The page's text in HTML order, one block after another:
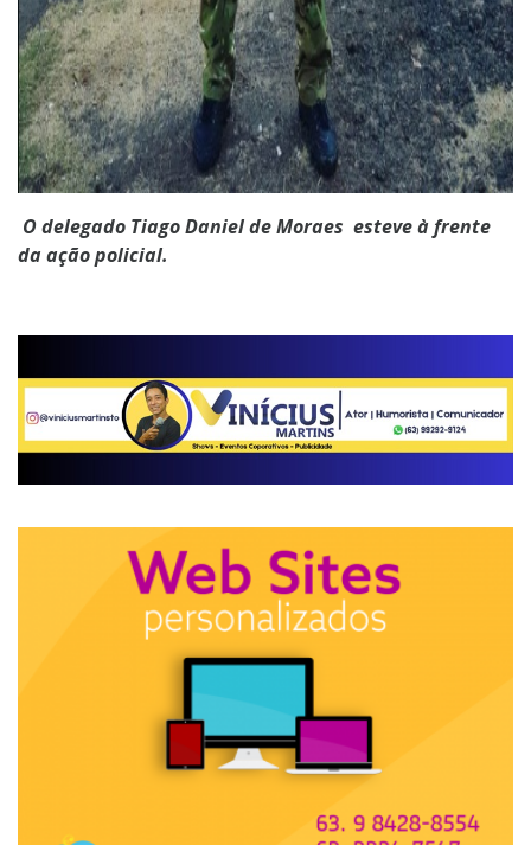
O delegado Tiago Daniel de Moraes esteve à frente
da ação policial.